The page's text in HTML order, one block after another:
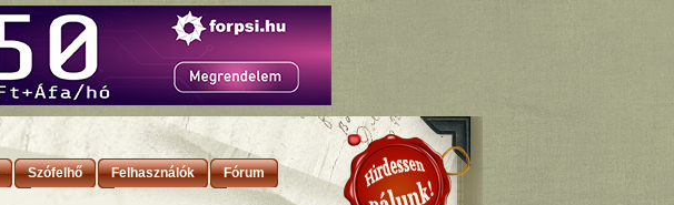
Szófelhő Felhasználók Fórum